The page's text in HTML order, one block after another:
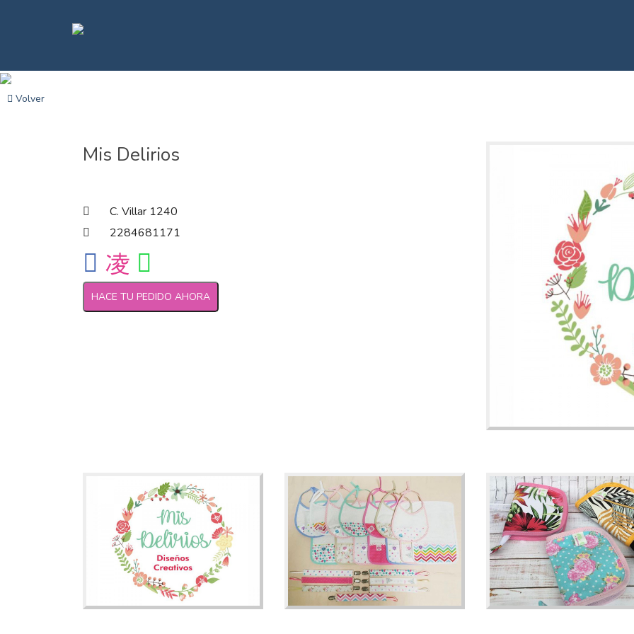
Volver
Mis Delirios
C. Villar 1240
2284681171
HACE TU PEDIDO AHORA